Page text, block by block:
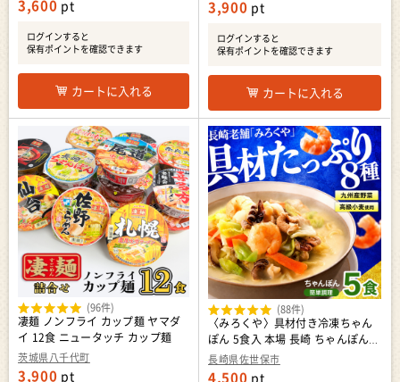
3,600 pt
ログインすると
保有ポイントを確認できます
カートに入れる
3,900 pt
ログインすると
保有ポイントを確認できます
カートに入れる
茨城県八千代町
凄麺 ノンフライ カップ麺 ヤマダ
イ 12食 ニュータッチ カップ麺
(96件)
3,900 pt
長崎県佐世保市
〈みろくや〉具材付き冷凍ちゃん
ぽん 5食入 本場 長崎 ちゃんぽん
MR002
(88件)
4,500 pt